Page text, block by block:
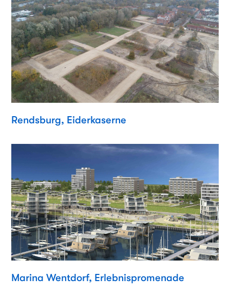
Rendsburg, Eiderkaserne
Marina Wentdorf, Erlebnispromenade